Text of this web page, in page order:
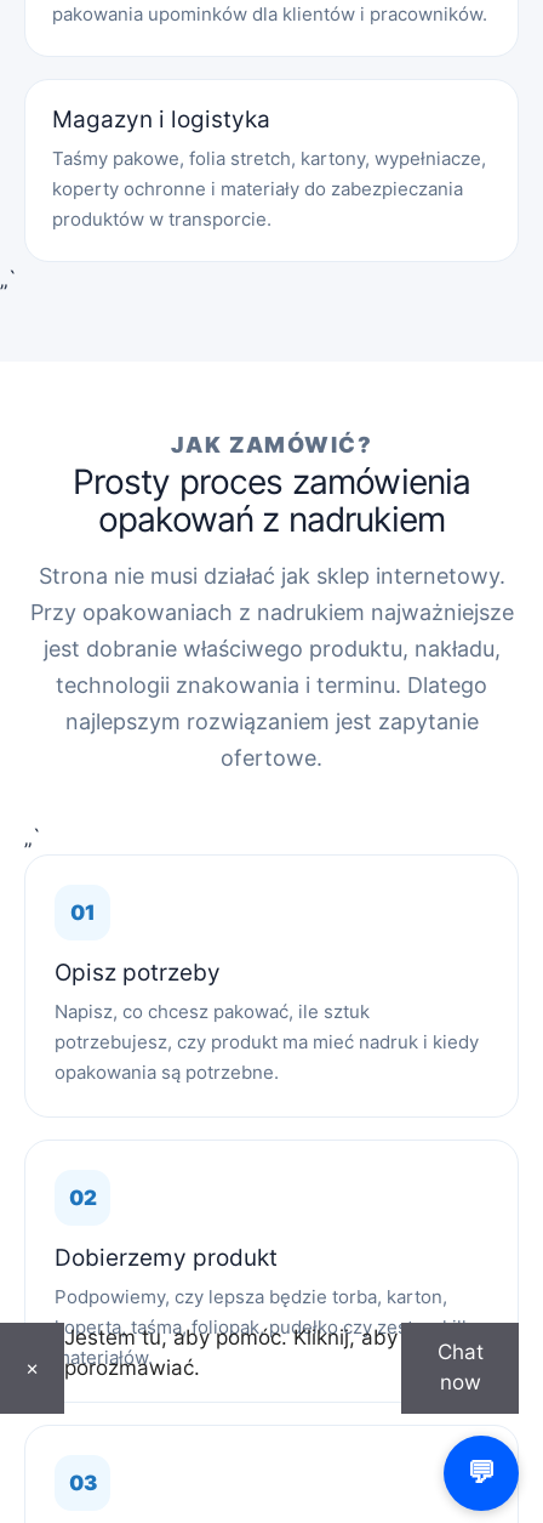
pakowania upominków dla klientów i pracowników.
Magazyn i logistyka
Taśmy pakowe, folia stretch, kartony, wypełniacze,
koperty ochronne i materiały do zabezpieczania
produktów w transporcie.
„`
JAK ZAMÓWIĆ?
Prosty proces zamówienia
opakowań z nadrukiem
Strona nie musi działać jak sklep internetowy.
Przy opakowaniach z nadrukiem najważniejsze
jest dobranie właściwego produktu, nakładu,
technologii znakowania i terminu. Dlatego
najlepszym rozwiązaniem jest zapytanie
ofertowe.
„`
Opisz potrzeby
Napisz, co chcesz pakować, ile sztuk
potrzebujesz, czy produkt ma mieć nadruk i kiedy
opakowania są potrzebne.
Dobierzemy produkt
Podpowiemy, czy lepsza będzie torba, karton,
koperta, taśma, foliopak, pudełko czy zestaw kilku
materiałów.
×
Jestem tu, aby pomóc. Kliknij, aby
porozmawiać.
Chat
now